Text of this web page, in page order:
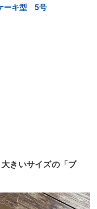
ーキ型 5号
大きいサイズの「ブ